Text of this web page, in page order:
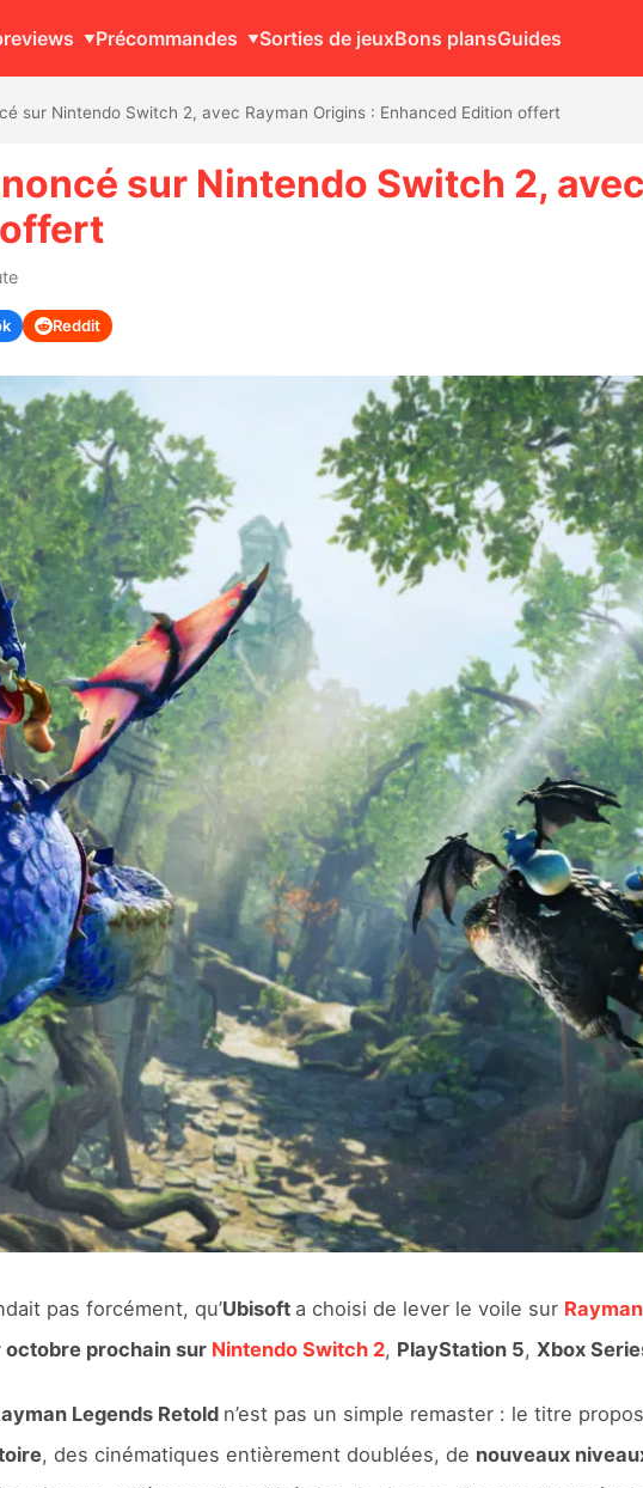
Précommandes Sorties de jeuxBons plansGuides
sur Nintendo Switch 2, avec Rayman Origins : Enhanced Edition offert
sur Nintendo Switch 2,
Reddit
pas forcément, qu’Ubisoft a choisi de lever le voile sur
octobre prochain sur Nintendo Switch 2, PlayStation 5, Xbox
Legends Retold n’est pas un simple remaster : le titre
, des cinématiques entièrement doublées, de nouveaux